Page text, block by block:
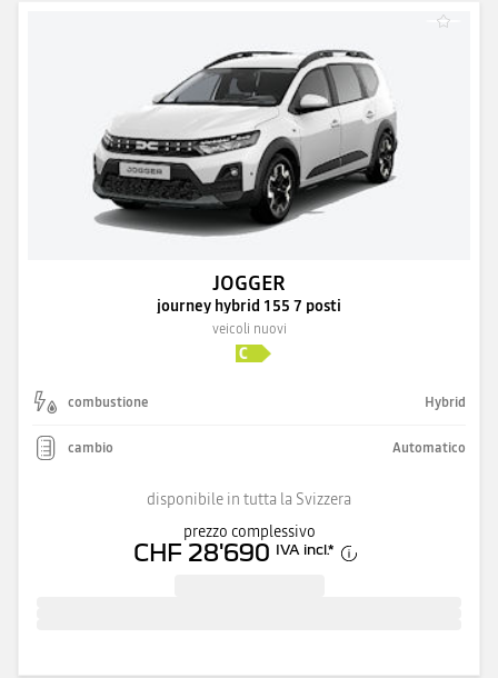
JOGGER
journey hybrid 155 7 posti
veicoli nuovi
combustione Hybrid
cambio Automatico
disponibile in tutta la Svizzera
prezzo complessivo
CHF 28'690 IVA incl.*